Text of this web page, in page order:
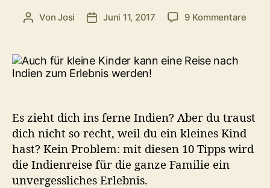
Beitragsautor
VonJosi Veröffentlichungsdatum
Juni 11, 2017 9 Kommentarezu
eine
Es zieht dich ins ferne Indien? Aber du traust
dich nicht so recht, weil du ein kleines Kind
hast? Kein Problem: mit diesen 10 Tipps wird
die Indienreise für die ganze Familie ein
unvergessliches Erlebnis.